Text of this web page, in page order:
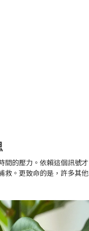
間的壓力。依賴這個訊號才
救。更致命的是，許多其他